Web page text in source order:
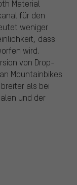
Material
für den
weniger
dass
wird.
von Drop-
Mountainbikes
als bei
und der